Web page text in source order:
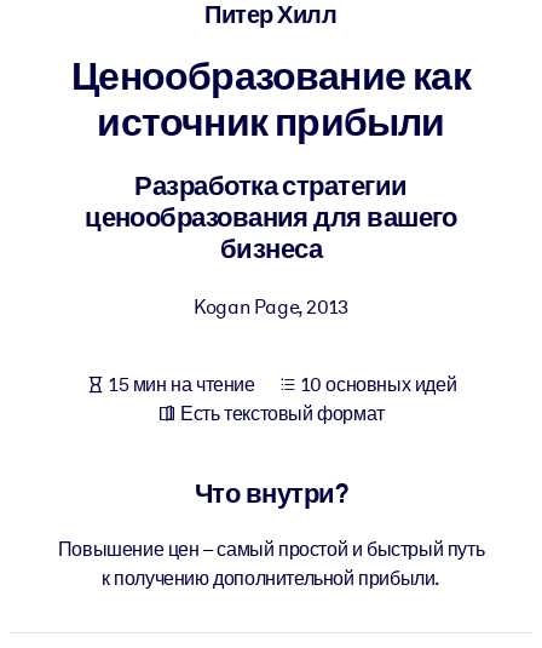
ПО СИСТЕМАМ
Для LMS/LXP
Интегрируйте краткие проверенные знания в вашу LMS/LXP для
лучших результатов обучения.
Для корпоративных библиотек
Обогатите корпоративную библиотеку надежными и готовыми к
Используйте надежные структурированные знания для
результатов ваших ИИ-систем.
Питер Хилл
Ценообразование как
источник прибыли
Разработка стратегии
ценообразования для вашего
бизнеса
Kogan Page,2013
15 мин на чтение
10 основных идей
Есть текстовый формат
Что внутри?
Повышение цен – самый простой и быстрый путь
к получению дополнительной прибыли.